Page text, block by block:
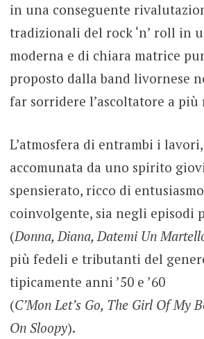
in una conseguente
tradizionali del rock ‘n’ roll in
moderna e di chiara matrice
proposto dalla band livornese
far sorridere l’ascoltatore a più
L’atmosfera di entrambi i
accomunata da uno spirito
spensierato, ricco di
coinvolgente, sia negli episodi
(Donna, Diana, Datemi Un
più fedeli e tributanti del
tipicamente anni ’50 e ’60
(C’Mon Let’s Go, The Girl Of My
On Sloopy).